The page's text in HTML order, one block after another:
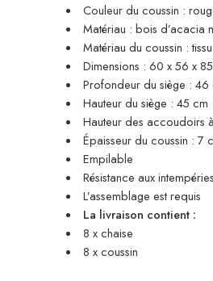
Couleur du coussin :
Matériau : bois d’acacia
Matériau du coussin :
Dimensions : 60 x 56 x
Profondeur du siège : 46
Hauteur du siège : 45 cm
Hauteur des accoudoirs
Épaisseur du coussin : 7
Empilable
Résistance aux
L’assemblage est requis
La livraison contient :
8 x chaise
8 x coussin